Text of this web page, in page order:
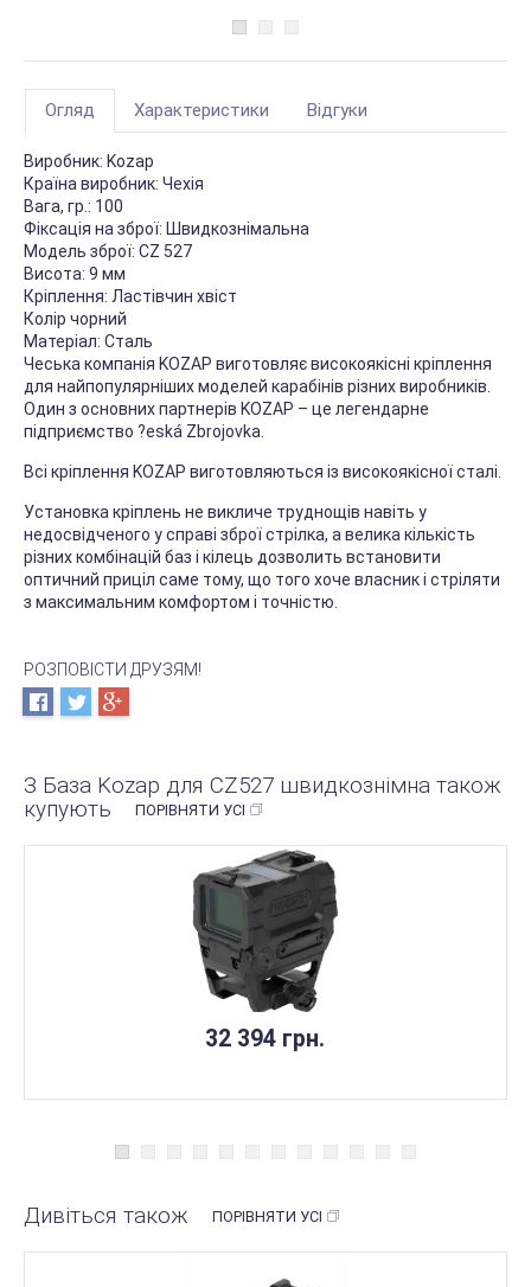
Огляд Характеристики Відгуки
Виробник: Kozap
Країна виробник: Чехія
Вага, гр.: 100
Фіксація на зброї: Швидкознімальна
Модель зброї: CZ 527
Висота: 9 мм
Кріплення: Ластівчин хвіст
Колір чорний
Матеріал: Сталь
Чеська компанія KOZAP виготовляє високоякісні кріплення
для найпопулярніших моделей карабінів різних виробників.
Один з основних партнерів KOZAP – це легендарне
підприємство ?eská Zbrojovka.
Всі кріплення KOZAP виготовляються із високоякісної сталі.
Установка кріплень не викличе труднощів навіть у
недосвідченого у справі зброї стрілка, а велика кількість
різних комбінацій баз і кілець дозволить встановити
оптичний приціл саме тому, що того хоче власник і стріляти
з максимальним комфортом і точністю.
РОЗПОВІСТИ ДРУЗЯМ!
З База Kozap для CZ527 швидкознімна також
купують
ПОРІВНЯТИ УСІ
32 394 грн.
Дивіться також ПОРІВНЯТИ УСІ